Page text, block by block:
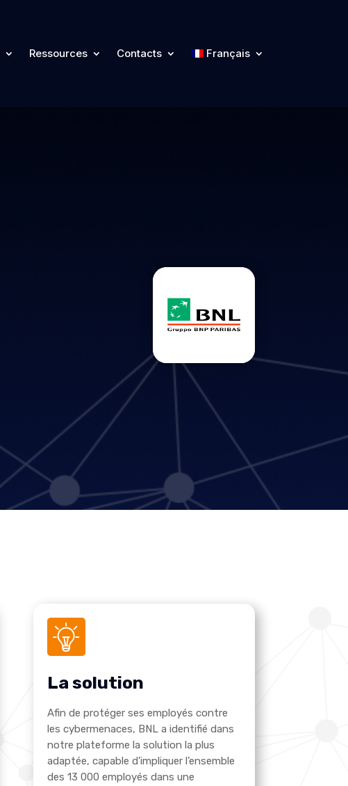
Ressources Contacts Français
La solution
Afin de protéger ses employés contre
les cybermenaces, BNL a identifié dans
notre plateforme la solution la plus
adaptée, capable d’impliquer l’ensemble
des 13 000 employés dans une